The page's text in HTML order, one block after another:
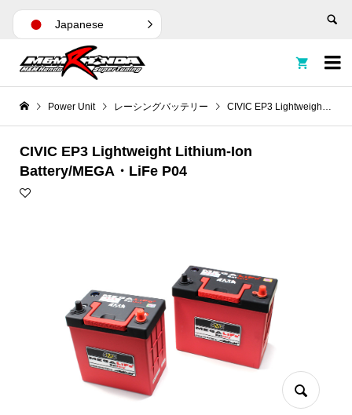


Power Unit レーシングバッテリー CIVIC EP3 Lightweight Lithium-Ion Battery/MEGA・LiFe P04
CIVIC EP3 Lightweight Lithium-Ion
Battery/MEGA・LiFe P04
Japanese